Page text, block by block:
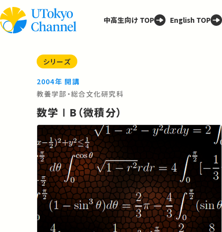
中高生向け TOP English TOP
シリーズ
2004年 開講
教養学部・総合文化研究科
数学ⅠB（微積分）